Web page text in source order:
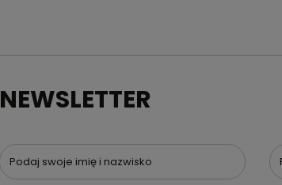
NEWSLETTER
Podaj swoje imię i nazwisko